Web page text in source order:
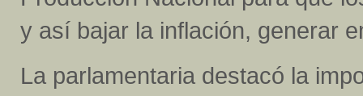
y así bajar la inflación, generar
La parlamentaria destacó la